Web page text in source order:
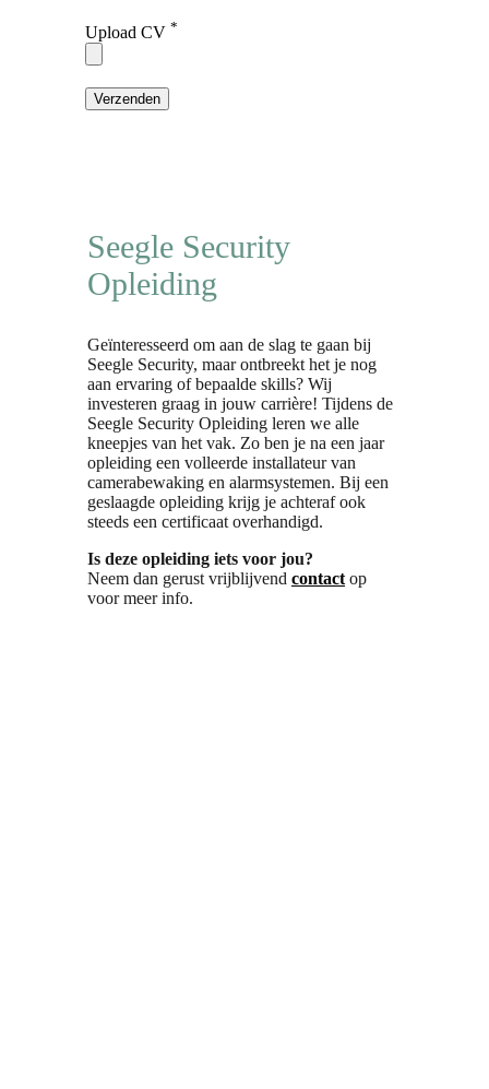
Upload CV *
Seegle Security
Opleiding
Geïnteresseerd om aan de slag te gaan bij
Seegle Security, maar ontbreekt het je nog
aan ervaring of bepaalde skills? Wij
investeren graag in jouw carrière! Tijdens de
Seegle Security Opleiding leren we alle
kneepjes van het vak. Zo ben je na een jaar
opleiding een volleerde installateur van
camerabewaking en alarmsystemen. Bij een
geslaagde opleiding krijg je achteraf ook
steeds een certificaat overhandigd.
Is deze opleiding iets voor jou?
Neem dan gerust vrijblijvend contact op
voor meer info.